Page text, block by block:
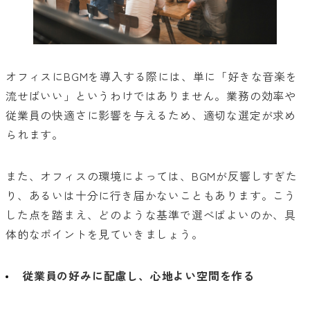
オフィスにBGMを導入する際には、単に「好きな音楽を
流せばいい」というわけではありません。業務の効率や
従業員の快適さに影響を与えるため、適切な選定が求め
られます。
また、オフィスの環境によっては、BGMが反響しすぎた
り、あるいは十分に行き届かないこともあります。こう
した点を踏まえ、どのような基準で選べばよいのか、具
体的なポイントを見ていきましょう。
従業員の好みに配慮し、心地よい空間を作る